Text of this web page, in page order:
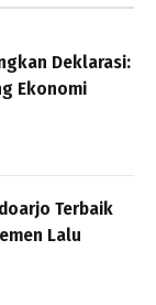
Deklarasi:
Ekonomi
Terbaik
Lalu